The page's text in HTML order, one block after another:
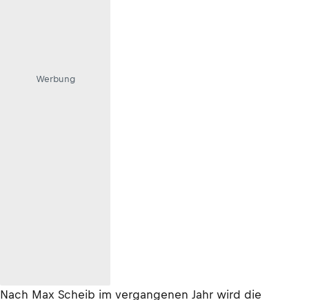
Werbung
Nach Max Scheib im vergangenen Jahr wird die